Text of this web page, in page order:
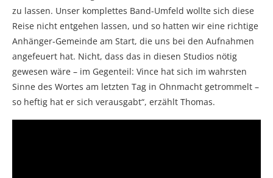
zu lassen. Unser komplettes Band-Umfeld wollte sich diese
Reise nicht entgehen lassen, und so hatten wir eine richtige
Anhänger-Gemeinde am Start, die uns bei den Aufnahmen
angefeuert hat. Nicht, dass das in diesen Studios nötig
gewesen wäre – im Gegenteil: Vince hat sich im wahrsten
Sinne des Wortes am letzten Tag in Ohnmacht getrommelt –
so heftig hat er sich verausgabt“, erzählt Thomas.